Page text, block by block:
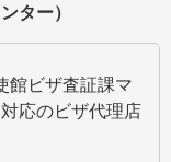
ター）
館ビザ査証課マ
応のビザ代理店